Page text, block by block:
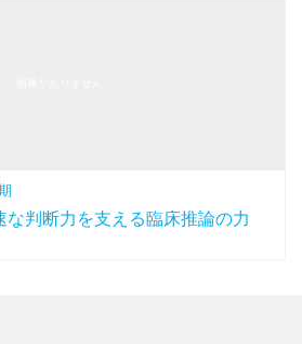
な判断力を支える臨床推論の力